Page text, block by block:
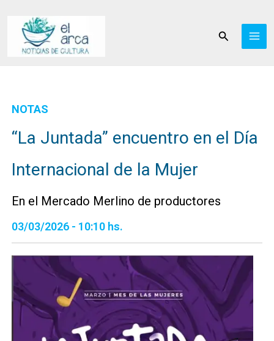
contenido
Buscar
NOTAS
“La Juntada” encuentro en el Día
Internacional de la Mujer
En el Mercado Merlino de productores
03/03/2026 - 10:10 hs.